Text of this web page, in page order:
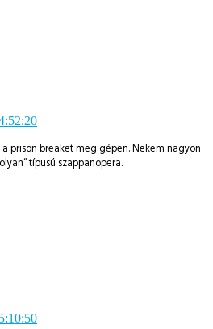
prison breaket meg gépen. Nekem nagyon
típusú szappanopera.